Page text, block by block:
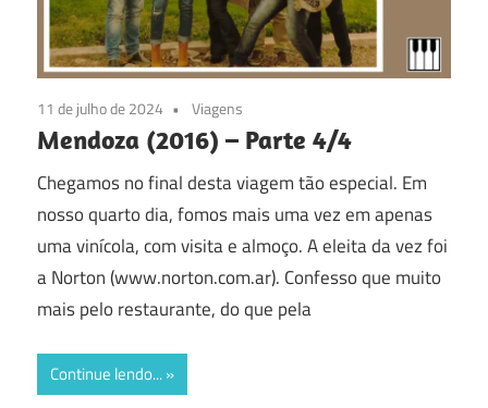
11 de julho de 2024 Viagens
Mendoza (2016) – Parte 4/4
Chegamos no final desta viagem tão especial. Em
nosso quarto dia, fomos mais uma vez em apenas
uma vinícola, com visita e almoço. A eleita da vez foi
a Norton (www.norton.com.ar). Confesso que muito
mais pelo restaurante, do que pela
Continue lendo...